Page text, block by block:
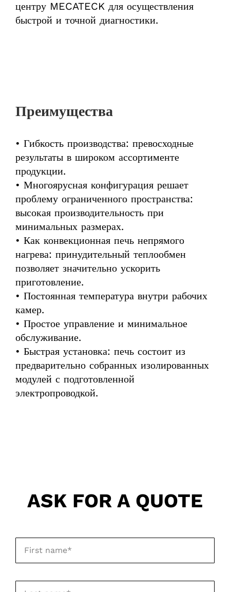
центру MECATECK для осуществления
быстрой и точной диагностики.
Преимущества
• Гибкость производства: превосходные
результаты в широком ассортименте
продукции.
• Многоярусная конфигурация решает
проблему ограниченного пространства:
высокая производительность при
минимальных размерах.
• Как конвекционная печь непрямого
нагрева: принудительный теплообмен
позволяет значительно ускорить
приготовление.
• Постоянная температура внутри рабочих
камер.
• Простое управление и минимальное
обслуживание.
• Быстрая установка: печь состоит из
предварительно собранных изолированных
модулей с подготовленной
электропроводкой.
ASK FOR A QUOTE